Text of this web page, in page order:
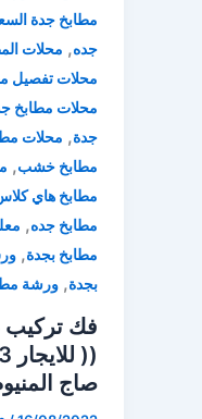
مطابخ جدة
جده, محلات
محلات تفصيل
محلات مطابخ
جدة, محلات
مطابخ خشب,
مطابخ هاي
مطابخ جده,
مطابخ بجدة,
بجدة, ورشة
فك تركيب
صاج